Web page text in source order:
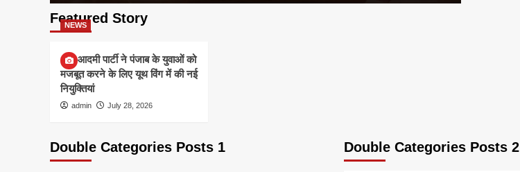
Featured Story
NEWS
आम आदमी पार्टी ने पंजाब के युवाओं को
मजबूत करने के लिए यूथ विंग में की नई
नियुक्तियां
admin July 28, 2026
Double Categories Posts 1 Double Categories Posts 2